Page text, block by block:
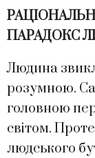
ПАРАДОКС
Людина
розумною.
головною
світом.
людського